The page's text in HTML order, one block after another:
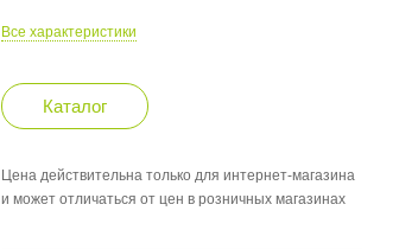
Все характеристики
Каталог
Цена действительна только для интернет-магазина
и может отличаться от цен в розничных магазинах